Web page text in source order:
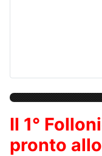
Il 1°
pronto